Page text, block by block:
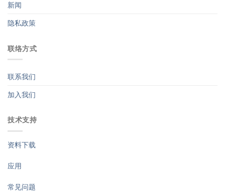
新闻
隐私政策
联络方式
联系我们
加入我们
技术支持
资料下载
应用
常见问题